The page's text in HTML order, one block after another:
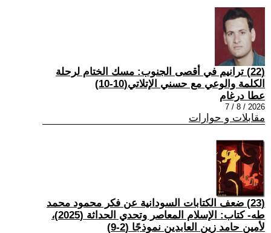
(22) ترانيم في أقصى الجنوب: مسك الختام لرحلة
الكلمة والوعي مع حسني الإتلاتي(10-10)
عطا درغام
2026 / 8 / 7
مقابلات و حوارات
(23) ضعف الكتابات السودانية عن فكر محمود محمد
طه- كتاب: الإسلام المعاصر وتحدي الحداثة (2025)،
لأمين حامد زين العابدين نموذجًا (2-9)